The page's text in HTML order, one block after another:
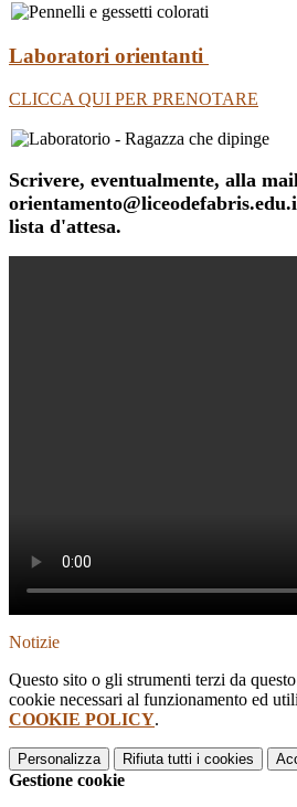
Laboratori orientanti
CLICCA QUI PER PRENOTARE
Scrivere, eventualmente, alla
lista d'attesa.
Notizie
Questo sito o gli strumenti terzi da
cookie necessari al funzionamento ed
COOKIE POLICY.
Personalizza Rifiuta tutti i cookies
Gestione cookie